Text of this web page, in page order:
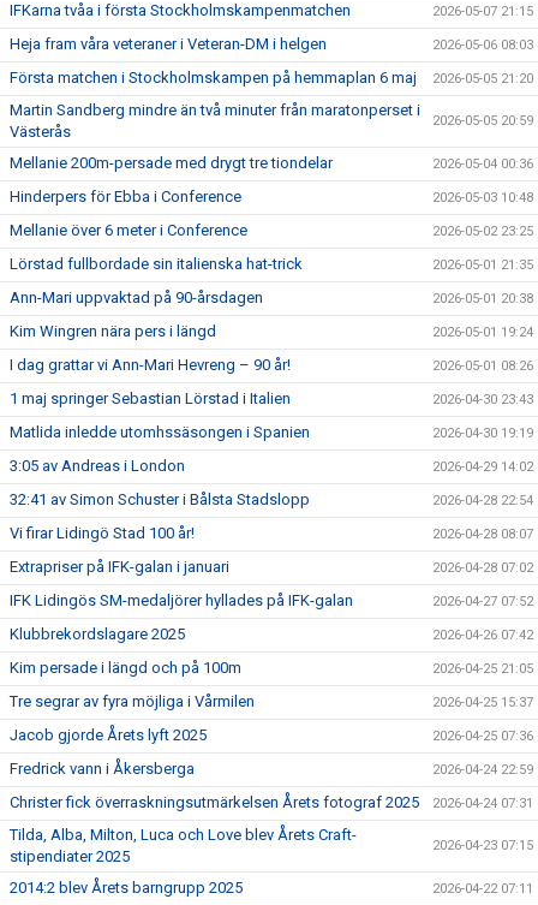
IFKarna tvåa i första Stockholmskampenmatchen 2026-05-07 21:15
Heja fram våra veteraner i Veteran-DM i helgen 2026-05-06 08:03
Första matchen i Stockholmskampen på hemmaplan 6 maj 2026-05-05 21:20
Martin Sandberg mindre än två minuter från maratonperset i
Västerås
2026-05-05 20:59
Mellanie 200m-persade med drygt tre tiondelar 2026-05-04 00:36
Hinderpers för Ebba i Conference 2026-05-03 10:48
Mellanie över 6 meter i Conference 2026-05-02 23:25
Lörstad fullbordade sin italienska hat-trick 2026-05-01 21:35
Ann-Mari uppvaktad på 90-årsdagen 2026-05-01 20:38
Kim Wingren nära pers i längd 2026-05-01 19:24
I dag grattar vi Ann-Mari Hevreng – 90 år! 2026-05-01 08:26
1 maj springer Sebastian Lörstad i Italien 2026-04-30 23:43
Matlida inledde utomhssäsongen i Spanien 2026-04-30 19:19
3:05 av Andreas i London 2026-04-29 14:02
32:41 av Simon Schuster i Bålsta Stadslopp 2026-04-28 22:54
Vi firar Lidingö Stad 100 år! 2026-04-28 08:07
Extrapriser på IFK-galan i januari 2026-04-28 07:02
IFK Lidingös SM-medaljörer hyllades på IFK-galan 2026-04-27 07:52
Klubbrekordslagare 2025 2026-04-26 07:42
Kim persade i längd och på 100m 2026-04-25 21:05
Tre segrar av fyra möjliga i Vårmilen 2026-04-25 15:37
Jacob gjorde Årets lyft 2025 2026-04-25 07:36
Fredrick vann i Åkersberga 2026-04-24 22:59
Christer fick överraskningsutmärkelsen Årets fotograf 2025 2026-04-24 07:31
Tilda, Alba, Milton, Luca och Love blev Årets Craft-
stipendiater 2025
2026-04-23 07:15
2014:2 blev Årets barngrupp 2025 2026-04-22 07:11